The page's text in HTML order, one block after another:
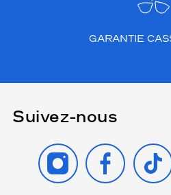
GARANTIE
Suivez-nous
INSTAGRAMFACEBOOK